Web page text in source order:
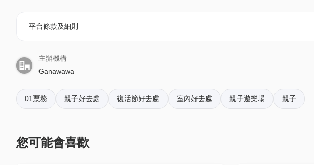
- 2大2小名額必須於同一時間及同一場次進場使用，無法分開不同日子或場次分
入場時段：10:00-12:00 | 12:10-14:10 | 14:20=16:20 | 16:30-18:30（逢星期一休
地址：堅尼地城卑路乍街8號西寶城一樓（香港大學站C2出口）
大型攀爬障礙迷宮
4. 我預訂了活動，但還沒收到確認電郵，該怎樣辦？
5. 下單後，我可以修改訂單或申請退款嗎？
訂單確認後，不設修改及退款，如需更多協助，請電郵到 01space@hk01.com。
6. 如何賺取及使用 01 積分？
平台條款及細則
主辦機構
Ganawawa
01票務 親子好去處 復活節好去處 室內好去處 親子遊樂場 親子
您可能會喜歡